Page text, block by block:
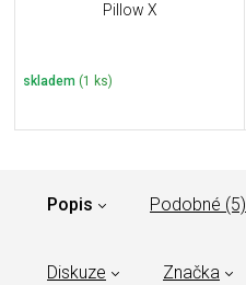
Pillow X
skladem (1 ks)
Popis Podobné (5)
Diskuze Značka